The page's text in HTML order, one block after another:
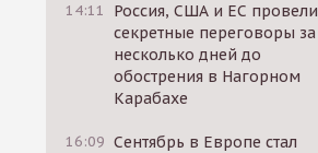
14:11
Россия, США и ЕС провели
секретные переговоры за
несколько дней до
обострения в Нагорном
Карабахе
16:09 Сентябрь в Европе стал